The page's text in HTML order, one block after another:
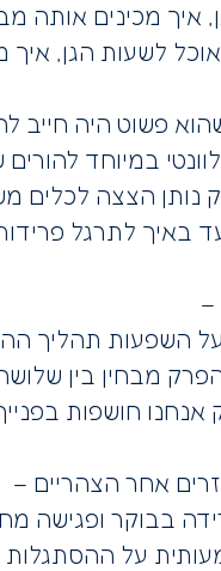
איך מכינים אותה
לשעות הגן, איך
פשוט היה חייב
במיוחד
נותן הצצה לכלים
באיך לתרגל
–
השפעות תהליך
הפרק מבחין בין
אנחנו חושפות
אחר הצהריים –
בבוקר ופגישה
על